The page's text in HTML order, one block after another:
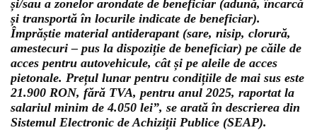
și/sau a zonelor arondate de beneficiar (adună, încarcă
și transportă în locurile indicate de beneficiar).
Împrăștie material antiderapant (sare, nisip, clorură,
amestecuri – pus la dispoziție de beneficiar) pe căile de
acces pentru autovehicule, cât și pe aleile de acces
pietonale. Prețul lunar pentru condițiile de mai sus este
21.900 RON, fără TVA, pentru anul 2025, raportat la
salariul minim de 4.050 lei”, se arată în descrierea din
Sistemul Electronic de Achiziții Publice (SEAP).